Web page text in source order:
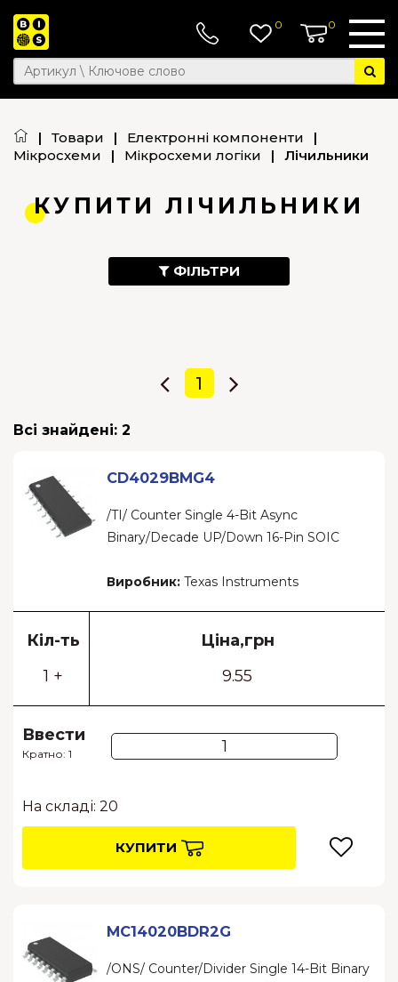
0 0
| Товари | Електронні компоненти
|
Мікросхеми
| Мікросхеми логіки | Лічильники
КУПИТИ ЛІЧИЛЬНИКИ
ФІЛЬТРИ
1
Всі знайдені: 2
CD4029BMG4
/TI/ Counter Single 4-Bit Async
Binary/Decade UP/Down 16-Pin SOIC
Виробник: Texas Instruments
Кіл-ть
1 +
Ціна,грн
9.55
Ввести
Кратно: 1
На складі: 20
КУПИТИ
MC14020BDR2G
/ONS/ Counter/Divider Single 14-Bit Binary